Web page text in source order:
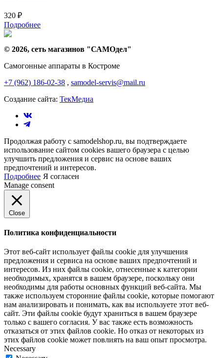
320 ₽
Подробнее
© 2026, сеть магазинов "САМОдел"
Самогонные аппараты в Костроме
+7 (962) 186-02-38 , samodel-servis@mail.ru
Создание сайта: ТекМедиа
Продолжая работу с samodelshop.ru, вы подтверждаете
использование сайтом cookies вашего браузера с целью
улучшить предложения и сервис на основе ваших
предпочтений и интересов.
Подробнее Я согласен
Manage consent
Close
Политика конфиденциальности
Этот веб-сайт использует файлы cookie для улучшения
предложения и сервиса на основе ваших предпочтений и
интересов. Из них файлы cookie, отнесенные к категории
необходимых, хранятся в вашем браузере, поскольку они
необходимы для работы основных функций веб-сайта. Мы
также используем сторонние файлы cookie, которые помогают
нам анализировать и понимать, как вы используете этот веб-
сайт. Эти файлы cookie будут храниться в вашем браузере
только с вашего согласия. У вас также есть возможность
отказаться от этих файлов cookie. Но отказ от некоторых из
этих файлов cookie может повлиять на ваш опыт просмотра.
Necessary